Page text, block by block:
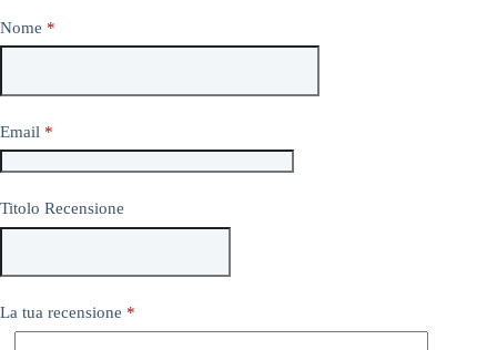
Nome *
Email *
Titolo Recensione
La tua recensione *